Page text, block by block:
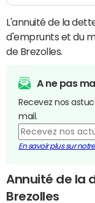
L'annuité de la
d'emprunts et du
de Brezolles.
A ne pas
Recevez nos
mail.
En savoir plus sur
Annuité de la
Brezolles